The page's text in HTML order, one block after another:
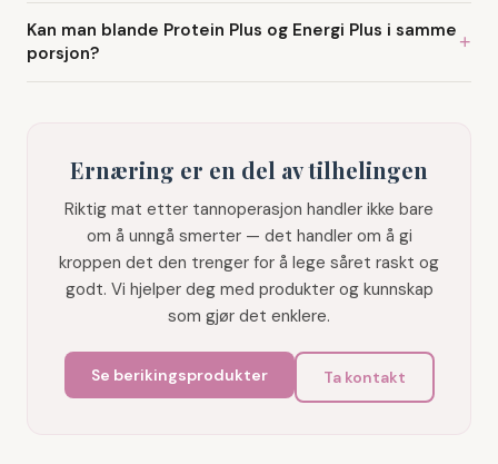
Kan man blande Protein Plus og Energi Plus i samme
porsjon?
+
Ernæring er en del av tilhelingen
Riktig mat etter tannoperasjon handler ikke bare
om å unngå smerter — det handler om å gi
kroppen det den trenger for å lege såret raskt og
godt. Vi hjelper deg med produkter og kunnskap
som gjør det enklere.
Se berikingsprodukter Ta kontakt